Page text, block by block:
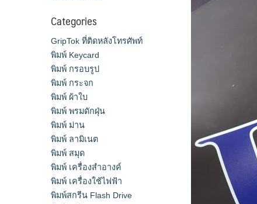
Categories
GripTok ที่ติดหลังโทรศัพท์
พิมพ์ Keycard
พิมพ์ กรอบรูป
พิมพ์ กระจก
พิมพ์ ผ้าใบ
พิมพ์ พรมดักฝุ่น
พิมพ์ ม่าน
พิมพ์ ลามิเนต
พิมพ์ สมุด
พิมพ์ เครื่องสําอางค์
พิมพ์ เครื่องใช้ไฟฟ้า
พิมพ์สกรีน Flash Drive